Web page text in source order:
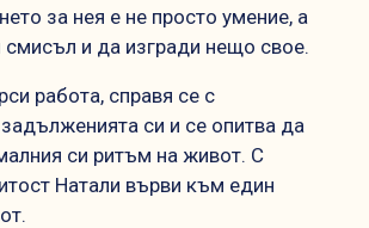
за нея е не просто умение, а
смисъл и да изгради нещо свое.
работа, справя се с
си и се опитва да
си ритъм на живот. С
Натали върви към един